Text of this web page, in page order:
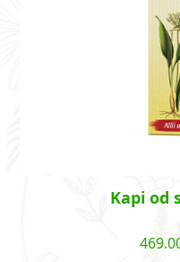
Kapi od